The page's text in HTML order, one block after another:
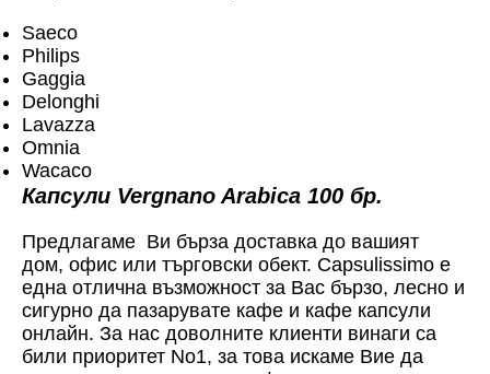
Saeco
Philips
Gaggia
Delonghi
Lavazza
Omnia
Wacaco
Капсули Vergnano Arabica 100 бр.
Предлагаме Ви бърза доставка до вашият
дом, офис или търговски обект. Capsulissimo е
една отлична възможност за Вас бързо, лесно и
сигурно да пазарувате кафе и кафе капсули
онлайн. За нас доволните клиенти винаги са
били приоритет No1, за това искаме Вие да